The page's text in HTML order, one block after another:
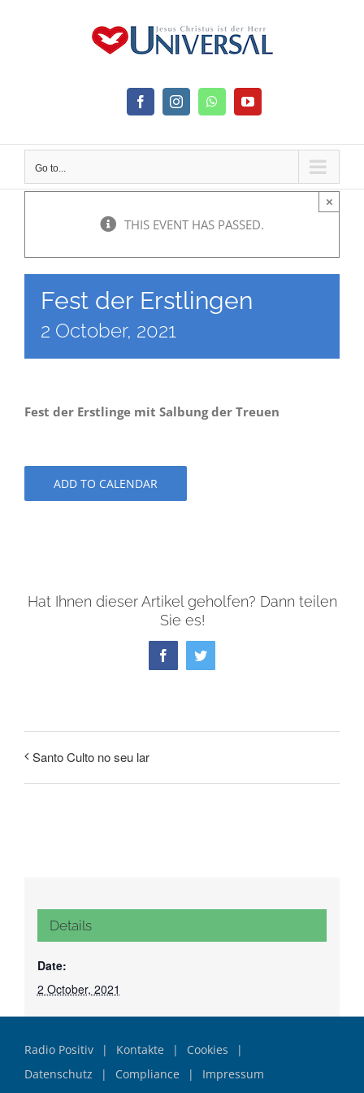
FacebookInstagramWhatsAppYouTube
Go to...
THIS EVENT HAS PASSED.
×
Fest der Erstlingen
2 October, 2021
Fest der Erstlinge mit Salbung der Treuen
ADD TO CALENDAR
Hat Ihnen dieser Artikel geholfen? Dann teilen
Sie es!
FacebookTwitter
Santo Culto no seu lar
Details
Date:
2 October, 2021
Radio Positiv Kontakte
Cookies
Datenschutz
Compliance Impressum